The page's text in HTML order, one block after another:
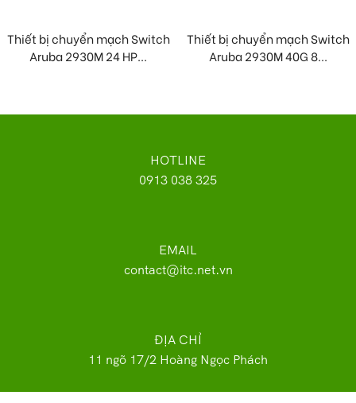
Thiết bị chuyển mạch Switch
Aruba 2930M 24 HP...
Thiết bị chuyển mạch Switch
Aruba 2930M 40G 8...
HOTLINE
0913 038 325
EMAIL
contact@itc.net.vn
ĐỊA CHỈ
11 ngõ 17/2 Hoàng Ngọc Phách